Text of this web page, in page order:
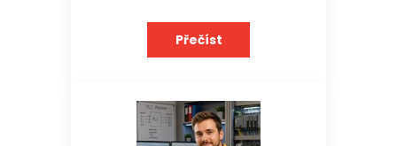
Přečíst